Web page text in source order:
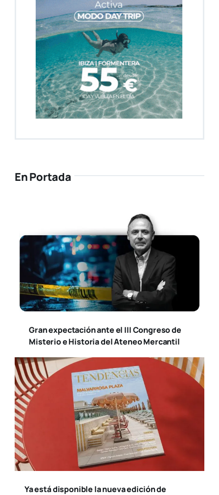
En Portada
Gran expectación ante el III Congreso de
Misterio e Historia del Ateneo Mercantil
Ya está disponible la nueva edición de